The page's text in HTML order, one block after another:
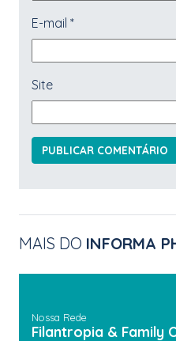
E-mail *
Site
MAIS DO INFORMA
Nossa Rede
Filantropia & Family